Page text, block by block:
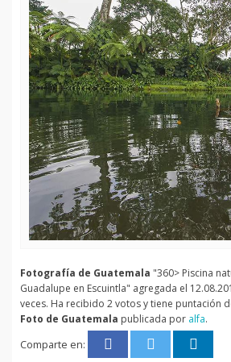
Fotografía de Guatemala "360> Piscina
Guadalupe en Escuintla" agregada el
veces. Ha recibido 2 votos y tiene puntación
Foto de Guatemala publicada por alfa.
Comparte en: